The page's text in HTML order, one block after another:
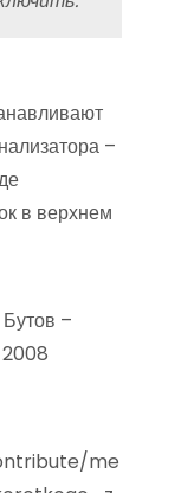
–
в верхнем
–
me